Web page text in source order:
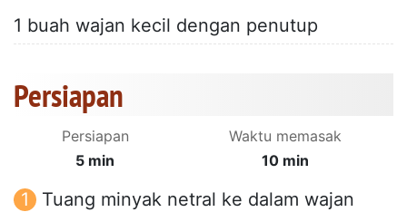
1 buah wajan kecil dengan penutup
Persiapan
Persiapan
5 min
Waktu memasak
10 min
Tuang minyak netral ke dalam wajan